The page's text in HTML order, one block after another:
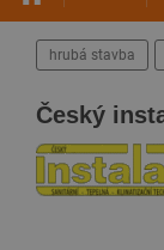
hrubá stavba
Český